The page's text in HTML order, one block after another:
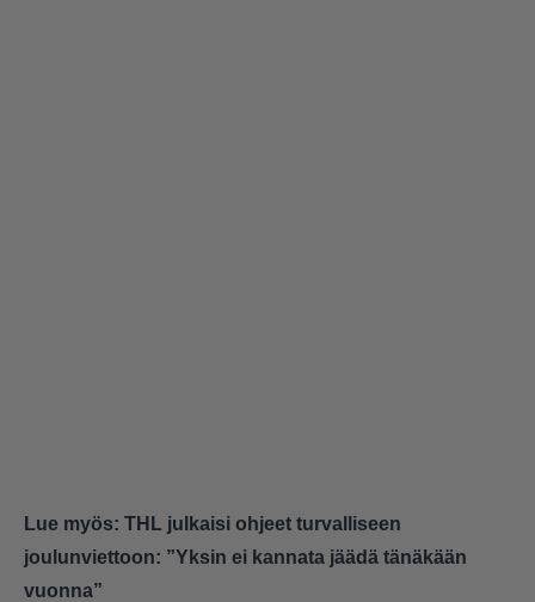
Lue myös: THL julkaisi ohjeet turvalliseen
joulunviettoon: ”Yksin ei kannata jäädä tänäkään
vuonna”